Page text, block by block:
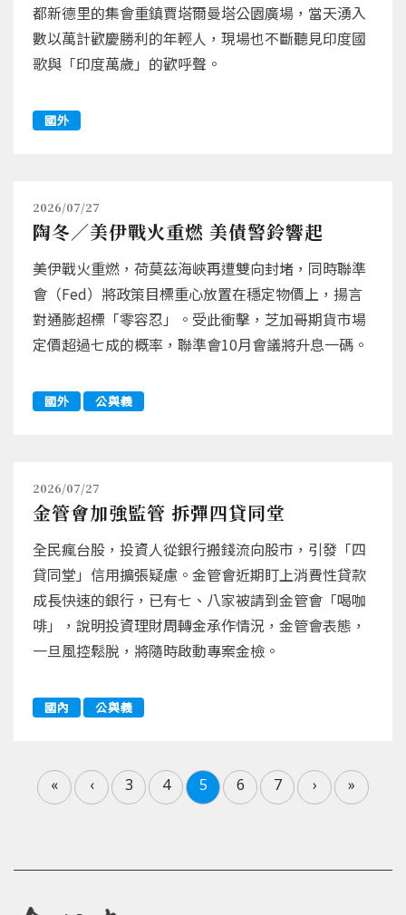
都新德里的集會重鎮賈塔爾曼塔公園廣場，當天湧入
數以萬計歡慶勝利的年輕人，現場也不斷聽見印度國
歌與「印度萬歲」的歡呼聲。
國外
2026/07/27
陶冬／美伊戰火重燃 美債警鈴響起
美伊戰火重燃，荷莫茲海峽再遭雙向封堵，同時聯準
會（Fed）將政策目標重心放置在穩定物價上，揚言
對通膨超標「零容忍」。受此衝擊，芝加哥期貨市場
定價超過七成的概率，聯準會10月會議將升息一碼。
國外 公與義
2026/07/27
金管會加強監管 拆彈四貸同堂
全民瘋台股，投資人從銀行搬錢流向股市，引發「四
貸同堂」信用擴張疑慮。金管會近期盯上消費性貸款
成長快速的銀行，已有七、八家被請到金管會「喝咖
啡」，說明投資理財周轉金承作情況，金管會表態，
一旦風控鬆脫，將隨時啟動專案金檢。
國內 公與義
« ‹ 3 4 5 6 7 › »